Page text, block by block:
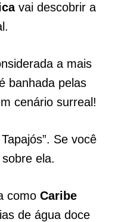
vai descobrir a
a mais
banhada pelas
cenário surreal!
Se você
ela.
como Caribe
de água doce